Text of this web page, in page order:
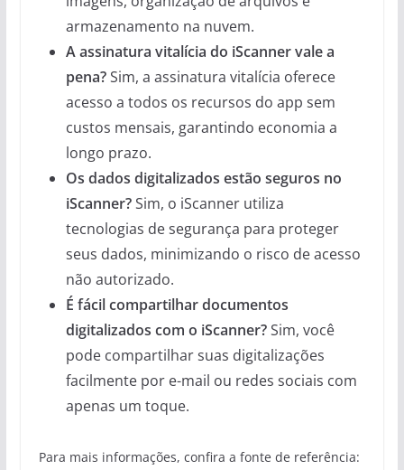
armazenamento na nuvem.
A assinatura vitalícia do iScanner vale a
pena?Sim, a assinatura vitalícia oferece
acesso a todos os recursos do app sem
custos mensais, garantindo economia a
longo prazo.
Os dados digitalizados estão seguros no
iScanner?Sim, o iScanner utiliza
tecnologias de segurança para proteger
seus dados, minimizando o risco de acesso
não autorizado.
É fácil compartilhar documentos
digitalizados com o iScanner?Sim, você
pode compartilhar suas digitalizações
facilmente por e-mail ou redes sociais com
apenas um toque.
Para mais informações, confira a fonte de referência: